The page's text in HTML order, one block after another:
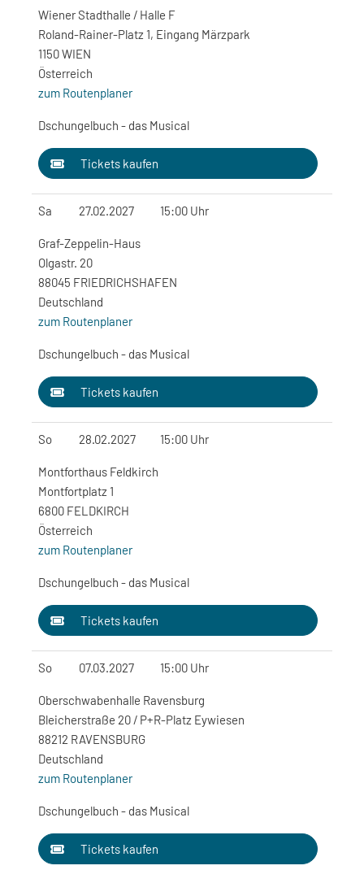
Wiener Stadthalle / Halle F
Roland-Rainer-Platz 1, Eingang Märzpark
1150 WIEN
Österreich
zum Routenplaner
Dschungelbuch - das Musical
Tickets kaufen
Sa 27.02.2027 15:00 Uhr
Graf-Zeppelin-Haus
Olgastr. 20
88045 FRIEDRICHSHAFEN
Deutschland
zum Routenplaner
Dschungelbuch - das Musical
Tickets kaufen
So 28.02.2027 15:00 Uhr
Montforthaus Feldkirch
Montfortplatz 1
6800 FELDKIRCH
Österreich
zum Routenplaner
Dschungelbuch - das Musical
Tickets kaufen
So 07.03.2027 15:00 Uhr
Oberschwabenhalle Ravensburg
Bleicherstraße 20 / P+R-Platz Eywiesen
88212 RAVENSBURG
Deutschland
zum Routenplaner
Dschungelbuch - das Musical
Tickets kaufen